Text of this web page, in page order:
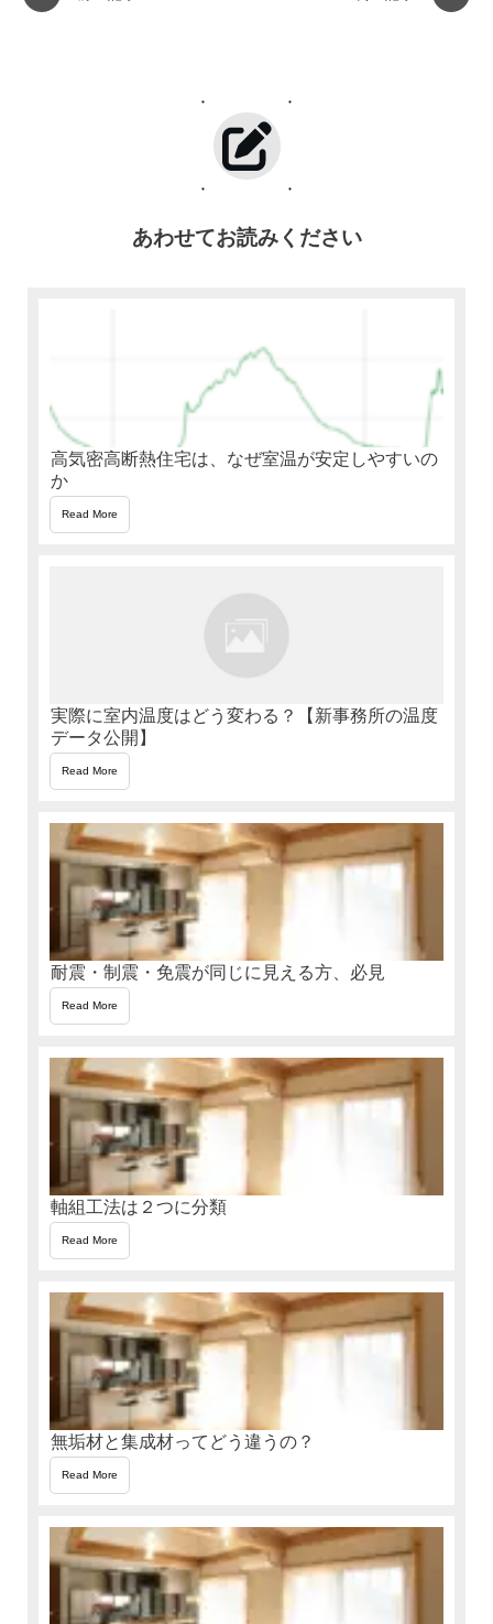
あわせてお読みください
高気密高断熱住宅は、なぜ室温が安定しやすいの
か
Read More
実際に室内温度はどう変わる？【新事務所の温度
データ公開】
Read More
耐震・制震・免震が同じに見える方、必見
Read More
軸組工法は２つに分類
Read More
無垢材と集成材ってどう違うの？
Read More